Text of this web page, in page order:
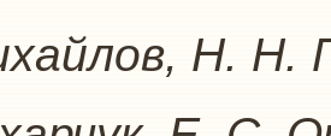
Н. Н.